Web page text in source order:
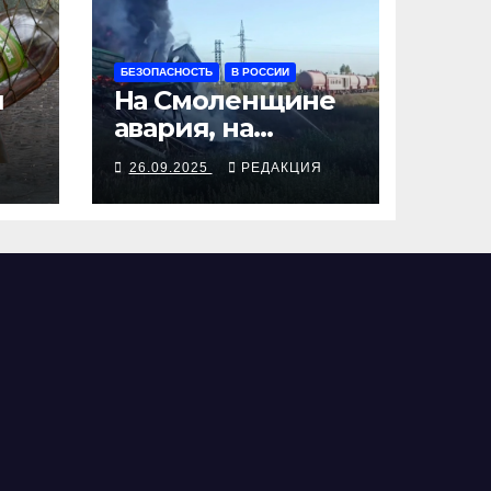
БЕЗОПАСНОСТЬ В РОССИИ
На Смоленщине
авария, на
Псковщине
взрыв
26.09.2025 РЕДАКЦИЯ